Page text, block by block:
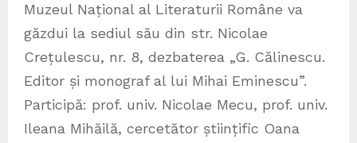
Muzeul Național al Literaturii Române va
găzdui la sediul său din str. Nicolae
Crețulescu, nr. 8, dezbaterea „G. Călinescu.
Editor și monograf al lui Mihai Eminescu”.
Participă: prof. univ. Nicolae Mecu, prof. univ.
Ileana Mihăilă, cercetător științific Oana